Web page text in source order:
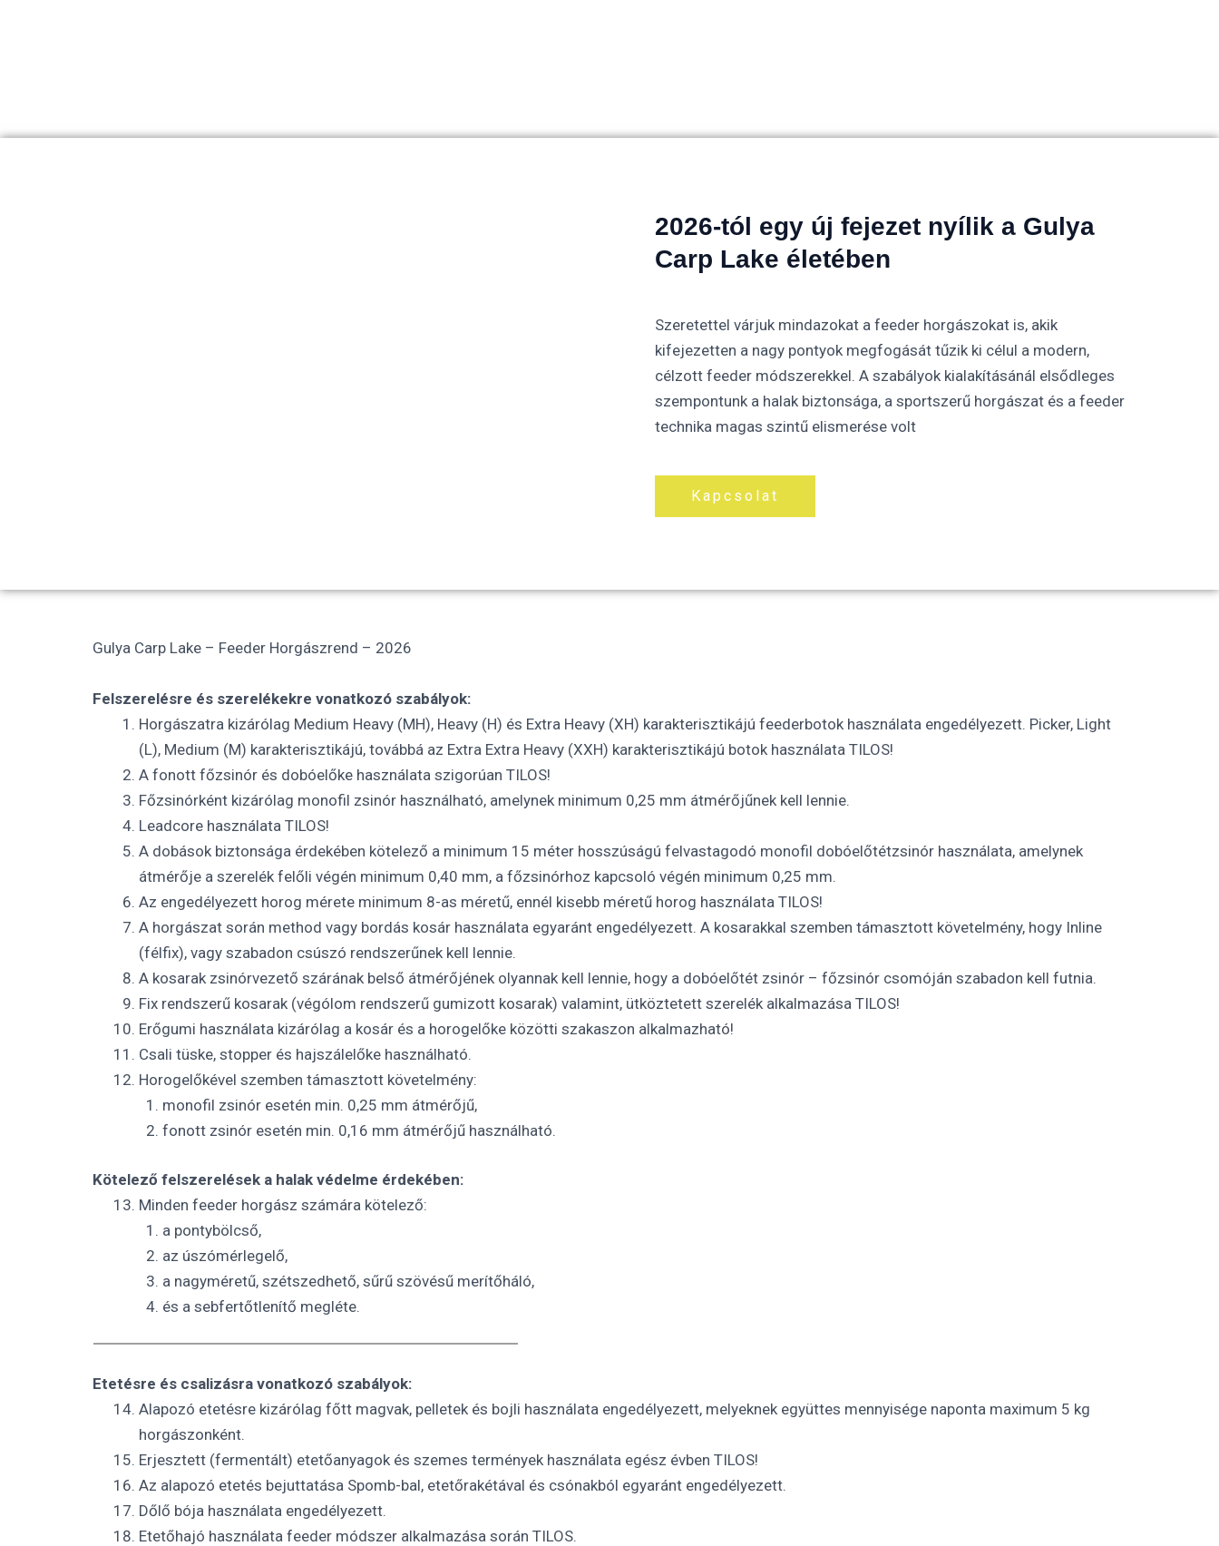
2026-tól egy új fejezet nyílik a Gulya
Carp Lake életében
Szeretettel várjuk mindazokat a feeder horgászokat is, akik
kifejezetten a nagy pontyok megfogását tűzik ki célul a modern,
célzott feeder módszerekkel. A szabályok kialakításánál elsődleges
szempontunk a halak biztonsága, a sportszerű horgászat és a feeder
technika magas szintű elismerése volt
Kapcsolat
Gulya Carp Lake – Feeder Horgászrend – 2026
Felszerelésre és szerelékekre vonatkozó szabályok:
Horgászatra kizárólag Medium Heavy (MH), Heavy (H) és Extra Heavy (XH) karakterisztikájú feederbotok használata engedélyezett. Picker, Light
(L), Medium (M) karakterisztikájú, továbbá az Extra Extra Heavy (XXH) karakterisztikájú botok használata TILOS!
A fonott főzsinór és dobóelőke használata szigorúan TILOS!
Főzsinórként kizárólag monofil zsinór használható, amelynek minimum 0,25 mm átmérőjűnek kell lennie.
Leadcore használata TILOS!
A dobások biztonsága érdekében kötelező a minimum 15 méter hosszúságú felvastagodó monofil dobóelőtétzsinór használata, amelynek
átmérője a szerelék felőli végén minimum 0,40 mm, a főzsinórhoz kapcsoló végén minimum 0,25 mm.
Az engedélyezett horog mérete minimum 8-as méretű, ennél kisebb méretű horog használata TILOS!
A horgászat során method vagy bordás kosár használata egyaránt engedélyezett. A kosarakkal szemben támasztott követelmény, hogy Inline
(félfix), vagy szabadon csúszó rendszerűnek kell lennie.
A kosarak zsinórvezető szárának belső átmérőjének olyannak kell lennie, hogy a dobóelőtét zsinór – főzsinór csomóján szabadon kell futnia.
Fix rendszerű kosarak (végólom rendszerű gumizott kosarak) valamint, ütköztetett szerelék alkalmazása TILOS!
Erőgumi használata kizárólag a kosár és a horogelőke közötti szakaszon alkalmazható!
Csali tüske, stopper és hajszálelőke használható.
Horogelőkével szemben támasztott követelmény:
monofil zsinór esetén min. 0,25 mm átmérőjű,
fonott zsinór esetén min. 0,16 mm átmérőjű használható.
Kötelező felszerelések a halak védelme érdekében:
Minden feeder horgász számára kötelező:
a pontybölcső,
az úszómérlegelő,
a nagyméretű, szétszedhető, sűrű szövésű merítőháló,
és a sebfertőtlenítő megléte.
Etetésre és csalizásra vonatkozó szabályok:
Alapozó etetésre kizárólag főtt magvak, pelletek és bojli használata engedélyezett, melyeknek együttes mennyisége naponta maximum 5 kg
horgászonként.
Erjesztett (fermentált) etetőanyagok és szemes termények használata egész évben TILOS!
Az alapozó etetés bejuttatása Spomb-bal, etetőrakétával és csónakból egyaránt engedélyezett.
Dőlő bója használata engedélyezett.
Etetőhajó használata feeder módszer alkalmazása során TILOS.